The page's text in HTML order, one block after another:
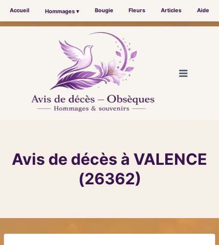
Accueil Hommages ▾ Bougie Fleurs Articles Aide
Avis de décès à VALENCE
(26362)